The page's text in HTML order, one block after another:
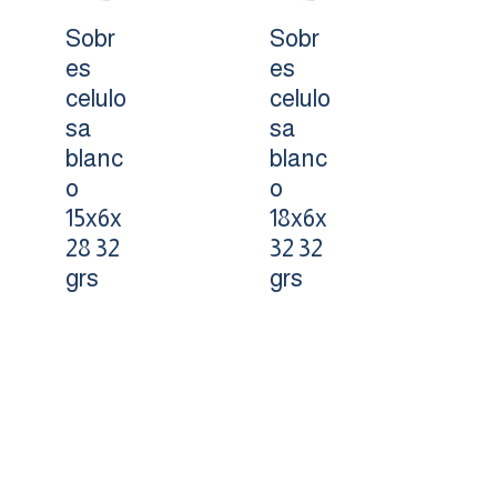
Sobr
es
celulo
sa
blanc
o
15x6x
28 32
grs
Sobr
es
celulo
sa
blanc
o
18x6x
32 32
grs